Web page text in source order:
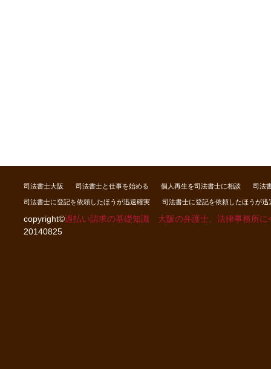
司法書士大阪 司法書士と仕事を始める 個人再生を司法書士に相談 司法
司法書士に登記を依頼したほうが迅速確実 司法書士に登記を依頼したほうが迅
copyright©過払い請求の基礎知識 大阪の弁護士、法律事務所
20140825